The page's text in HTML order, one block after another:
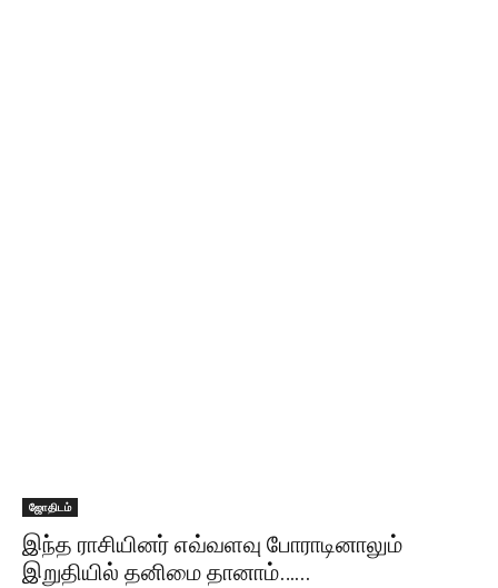
ஜோதிடம்
இந்த ராசியினர் எவ்வளவு போராடினாலும்
இறுதியில் தனிமை தானாம்…...